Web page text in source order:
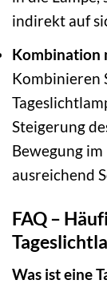
indirekt auf
Kombination
Kombinieren
Steigerung
Bewegung
ausreichend
FAQ –
Was ist eine